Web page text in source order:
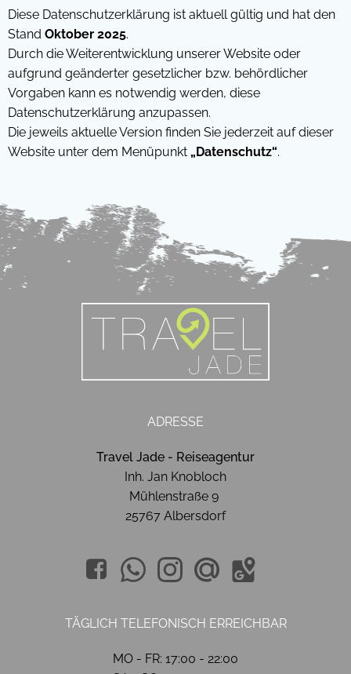
Diese Datenschutzerklärung ist aktuell gültig und hat den
Stand Oktober 2025.
Durch die Weiterentwicklung unserer Website oder
aufgrund geänderter gesetzlicher bzw. behördlicher
Vorgaben kann es notwendig werden, diese
Datenschutzerklärung anzupassen.
Die jeweils aktuelle Version finden Sie jederzeit auf dieser
Website unter dem Menüpunkt „Datenschutz“.
ADRESSE
Travel Jade - Reiseagentur
Inh. Jan Knobloch
Mühlenstraße 9
25767 Albersdorf
TÄGLICH TELEFONISCH ERREICHBAR
MO - FR: 17:00 - 22:00